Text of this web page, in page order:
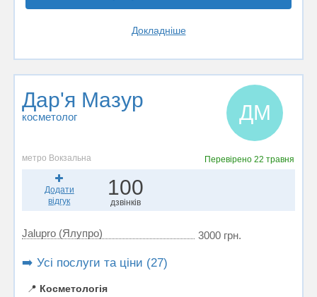
Докладніше
Дар'я Мазур
косметолог ДМ
метро Вокзальна Перевірено22 травня
Додати
відгук
100
дзвінків
Jalupro (Ялупро) 3000 грн.
➡️ Усі послуги та ціни (27)
📍 Косметологія